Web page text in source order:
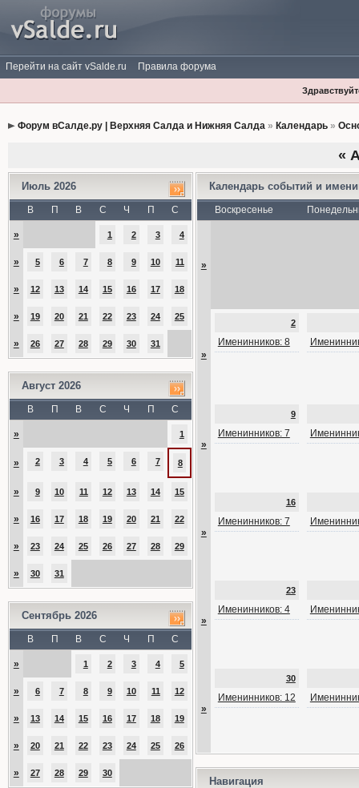
Перейти на сайт vSalde.ru Правила форума
Форум вСалде.ру | Верхняя Салда и Нижняя Салда» Календарь»
«
Июль 2026
В П В С Ч П С
» 1 2 3 4
» 5 6 7 8 9 10 11
» 12 13 14 15 16 17 18
» 19 20 21 22 23 24 25
» 26 27 28 29 30 31
Август 2026
В П В С Ч П С
» 1
» 2 3 4 5 6 7 8
» 9 10 11 12 13 14 15
» 16 17 18 19 20 21 22
» 23 24 25 26 27 28 29
» 30 31
Сентябрь 2026
В П В С Ч П С
» 1 2 3 4 5
» 6 7 8 9 10 11 12
» 13 14 15 16 17 18 19
» 20 21 22 23 24 25 26
» 27 28 29 30
Календарь событий и
Воскресенье
»
»
2
Именинников: 8
»
9
Именинников: 7
»
16
Именинников: 7
»
23
Именинников: 4
»
30
Именинников: 12
Навигация